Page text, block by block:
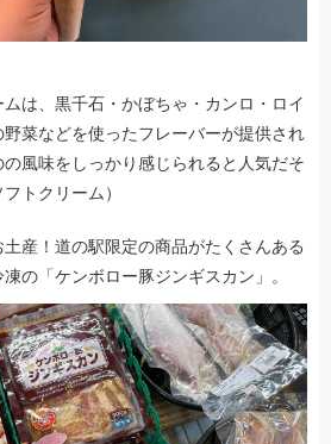
は、黒千石・かぼちゃ・カンロ・ロイ
菜などを使ったフレーバーが提供され
風味をしっかり感じられると人気だそ
トクリーム）
産！道の駅限定の商品がたくさんある
の「ケンボロー豚ジンギスカン」。